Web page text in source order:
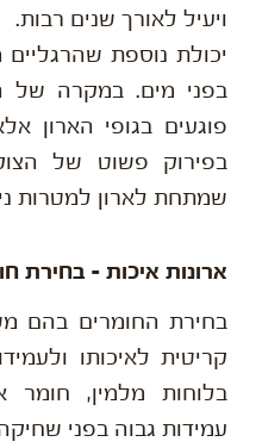
ויעיל לאורך שנים רבות.
יכולת נוספת שהרגליים
בפני מים. במקרה של
פוגעים בגופי הארון
בפירוק פשוט של
שמתחת לארון למטרות
ארונות איכות – בחירת
בחירת החומרים בהם
קריטית לאיכותו
בלוחות מלמין, חומר
עמידות גבוה בפני